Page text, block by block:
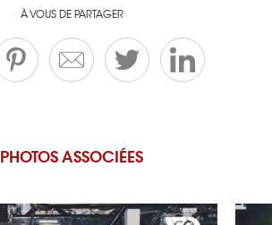
À VOUS DE PARTAGER
PHOTOS ASSOCIÉES